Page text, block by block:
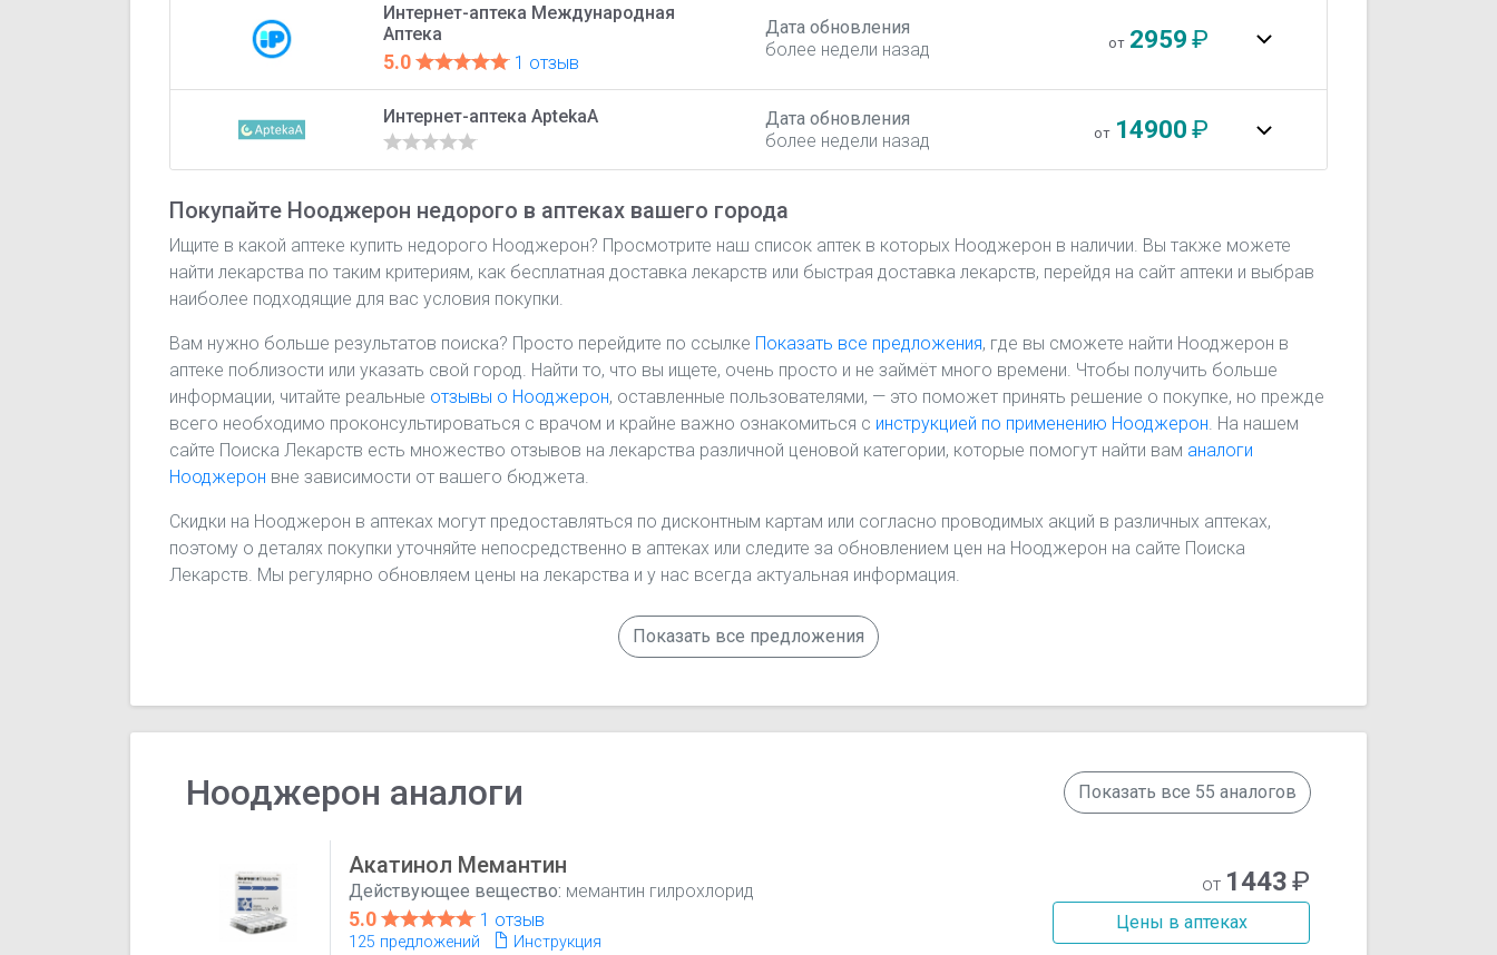
Интернет-аптека Международная
Аптека
5.0 1 отзыв
Дата обновления
более недели назад
от 2959₽
Интернет-аптека AptekaA
Дата обновления
более недели назад
от 14900₽
Покупайте Нооджерон недорого в аптеках вашего города
Ищите в какой аптеке купить недорого Нооджерон? Просмотрите наш список аптек в которых Нооджерон в наличии. Вы также можете
найти лекарства по таким критериям, как бесплатная доставка лекарств или быстрая доставка лекарств, перейдя на сайт аптеки и выбрав
наиболее подходящие для вас условия покупки.
Вам нужно больше результатов поиска? Просто перейдите по ссылке Показать все предложения, где вы сможете найти Нооджерон в
аптеке поблизости или указать свой город. Найти то, что вы ищете, очень просто и не займёт много времени. Чтобы получить больше
информации, читайте реальные отзывы о Нооджерон, оставленные пользователями, — это поможет принять решение о покупке, но прежде
всего необходимо проконсультироваться с врачом и крайне важно ознакомиться с инструкцией по применению Нооджерон . На нашем
сайте Поиска Лекарств есть множество отзывов на лекарства различной ценовой категории, которые помогут найти вам аналоги
Нооджерон вне зависимости от вашего бюджета.
Скидки на Нооджерон в аптеках могут предоставляться по дисконтным картам или согласно проводимых акций в различных аптеках,
поэтому о деталях покупки уточняйте непосредственно в аптеках или следите за обновлением цен на Нооджерон на сайте Поиска
Лекарств. Мы регулярно обновляем цены на лекарства и у нас всегда актуальная информация.
Показать все предложения
Показать все 55 аналогов
Нооджерон аналоги
Акатинол Мемантин
Действующее вещество: мемантин гилрохлорид
5.0 1 отзыв
125 предложений Инструкция
от 1443₽
Цены в аптеках